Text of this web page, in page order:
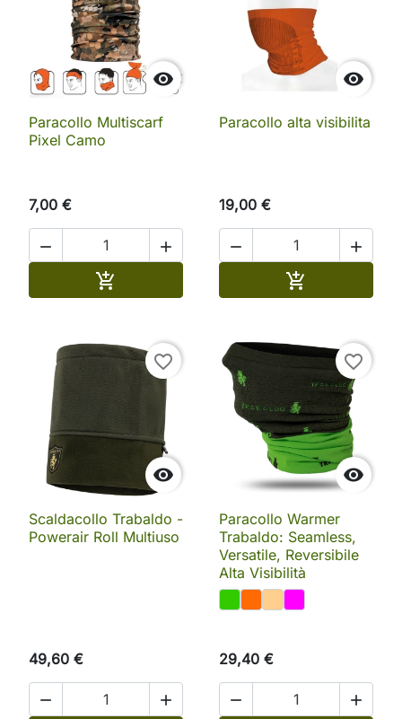

Paracollo Multiscarf
Pixel Camo
7,00 €
 


Paracollo alta visibilita
19,00 €
 


favorite_border
Scaldacollo Trabaldo -
Powerair Roll Multiuso
49,60 €
 

favorite_border
Paracollo Warmer
Trabaldo: Seamless,
Versatile, Reversibile
Alta Visibilità
29,40 €
 